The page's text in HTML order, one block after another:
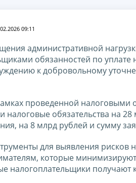
09:11
административной
обязанностей по
к добровольному
проведенной
налоговые обязательства на
на 8 млрд рублей и сумму
для выявления рисков
которые
налогоплательщики